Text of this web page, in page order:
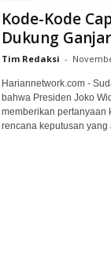
Kode-Kode
Dukung Ganjar
Tim Redaksi -
Hariannetwork.com -
bahwa Presiden Joko
memberikan pertanyaan
rencana keputusan yang